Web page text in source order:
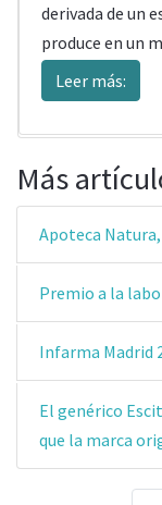
derivada de un
produce en un
Leer más:
Más
Apoteca
Premio a la
Infarma Madrid
El genérico
que la marca